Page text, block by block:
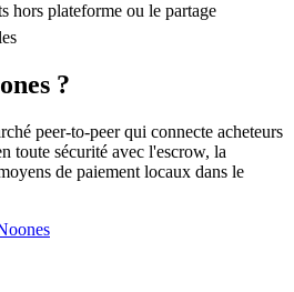
hors plateforme ou le partage
?
peer-to-peer qui connecte acheteurs
toute sécurité avec l'escrow, la
de paiement locaux dans le